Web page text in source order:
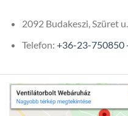
2092 Budakeszi, Szüret
Telefon: +36-23-750850